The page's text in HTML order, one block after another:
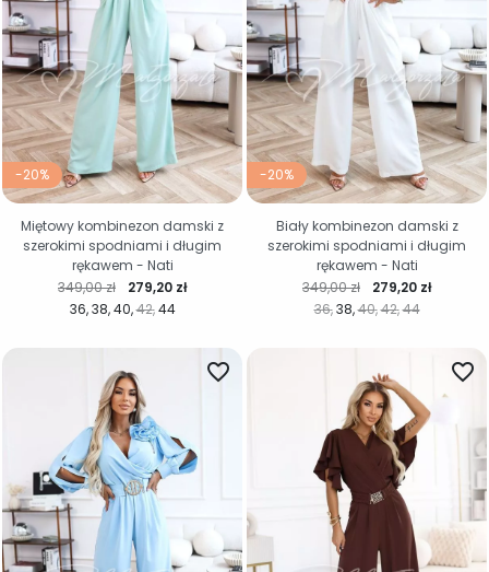
-20%
36 38 40 42 44
Cena regularna
349,00 zł Cena
279,20 zł
Miętowy kombinezon damski z
szerokimi spodniami i długim
rękawem - Nati
-20%
36 38 40 42 44
Cena regularna
349,00 zł Cena
279,20 zł
Biały kombinezon damski z
szerokimi spodniami i długim
rękawem - Nati
favorite_border favorite_border